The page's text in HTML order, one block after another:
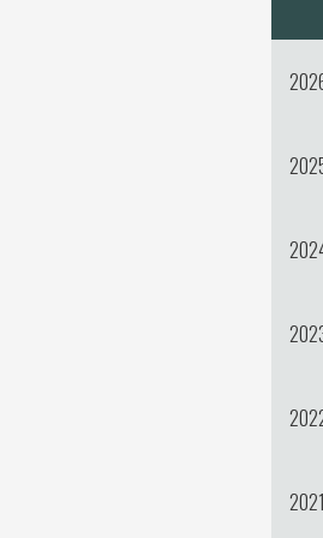
2021